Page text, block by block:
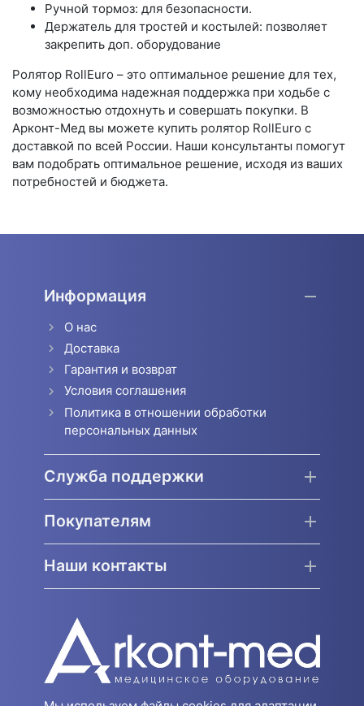
Ручной тормоз: для безопасности.
Держатель для тростей и костылей: позволяет
закрепить доп. оборудование
Ролятор RollEuro – это оптимальное решение для тех,
кому необходима надежная поддержка при ходьбе с
возможностью отдохнуть и совершать покупки. В
Арконт-Мед вы можете купить ролятор RollEuro с
доставкой по всей России. Наши консультанты помогут
вам подобрать оптимальное решение, исходя из ваших
потребностей и бюджета.
Информация
О нас
Доставка
Гарантия и возврат
Условия соглашения
Политика в отношении обработки
персональных данных
Служба поддержки
Покупателям
Наши контакты